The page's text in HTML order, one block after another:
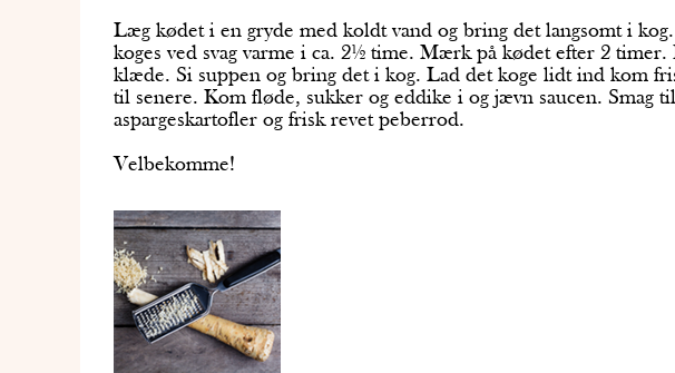
Læg kødet i en gryde med koldt vand og bring det langsomt i
koges ved svag varme i ca. 2½ time. Mærk på kødet efter 2
klæde. Si suppen og bring det i kog. Lad det koge lidt ind kom
til senere. Kom fløde, sukker og eddike i og jævn saucen. Smag
aspargeskartofler og frisk revet peberrod.
Velbekomme!